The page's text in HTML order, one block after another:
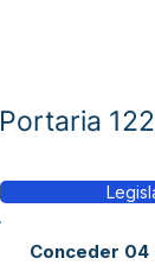
Portaria
Conceder 04